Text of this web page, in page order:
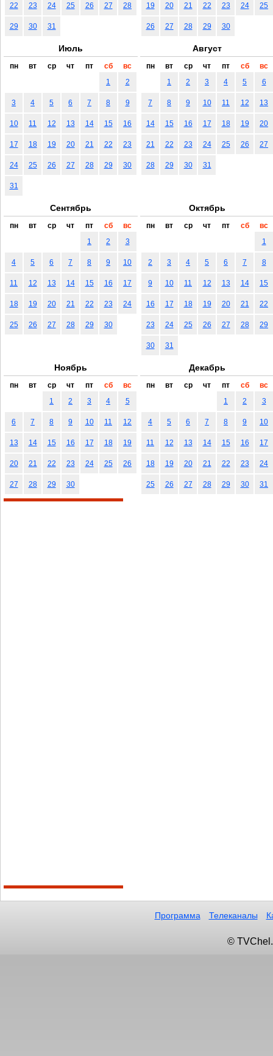
22 23 24 25 26 27 28
29 30 31
19 20 21 22 23 24 25
26 27 28 29 30
Июль
пн вт ср чт пт сб
вс
1
2
3 4 5 6 7 8 9
10 11 12 13 14 15 16
17 18 19 20 21 22 23
24 25 26 27 28 29 30
31
Август
пн вт ср чт пт сб
вс
1
2 3 4 5 6
7 8 9 10 11 12 13
14 15 16 17 18 19 20
21 22 23 24 25 26 27
28 29 30 31
Сентябрь
пн вт ср чт пт сб
вс
1
2 3
4 5 6 7 8 9 10
11 12 13 14 15 16 17
18 19 20 21 22 23 24
25 26 27 28 29 30
Октябрь
пн вт ср чт пт сб
вс
1
2 3 4 5 6 7 8
9 10 11 12 13 14 15
16 17 18 19 20 21 22
23 24 25 26 27 28 29
30 31
Ноябрь
пн вт ср чт пт сб
вс
1
2 3 4 5
6 7 8 9 10 11 12
13 14 15 16 17 18 19
20 21 22 23 24 25 26
27 28 29 30
Декабрь
пн вт ср чт пт сб
вс
1
2 3
4 5 6 7 8 9 10
11 12 13 14 15 16 17
18 19 20 21 22 23 24
25 26 27 28 29 30 31
Программа Телеканалы
©